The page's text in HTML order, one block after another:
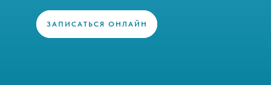
ЗАПИСАТЬСЯ ОНЛАЙН